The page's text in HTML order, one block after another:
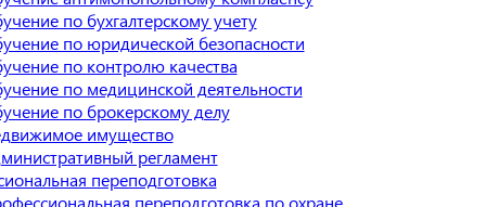
по бухгалтерскому учету
по юридической безопасности
по контролю качества
по медицинской деятельности
по брокерскому делу
имущество
регламент
переподготовка
переподготовка по охране